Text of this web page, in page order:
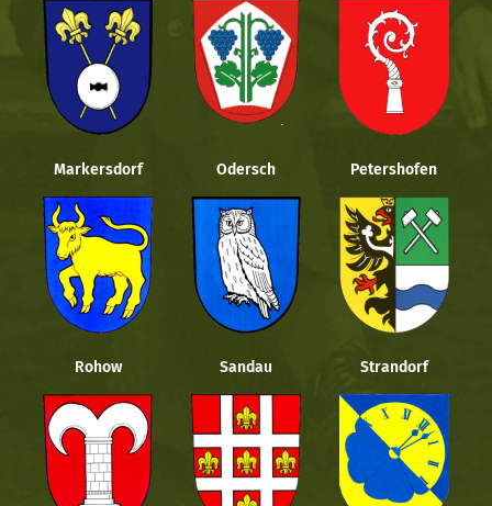
Markersdorf Odersch Petershofen
Rohow Sandau Strandorf